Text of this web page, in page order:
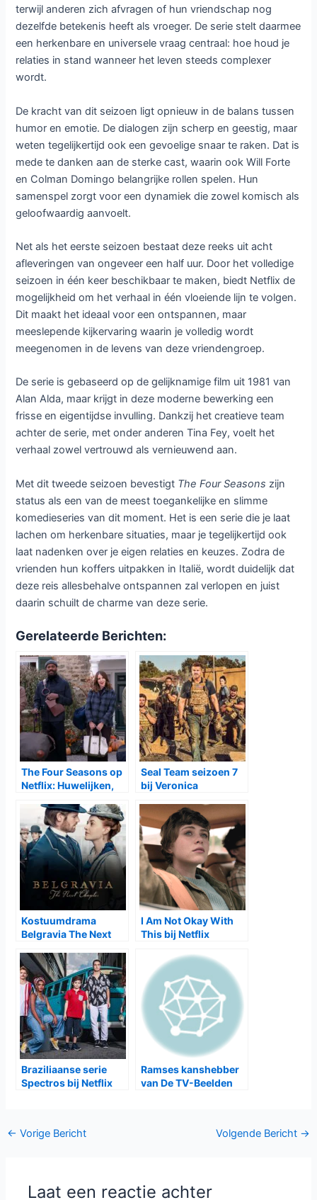
terwijl anderen zich afvragen of hun vriendschap nog
dezelfde betekenis heeft als vroeger. De serie stelt daarmee
een herkenbare en universele vraag centraal: hoe houd je
relaties in stand wanneer het leven steeds complexer
wordt.
De kracht van dit seizoen ligt opnieuw in de balans tussen
humor en emotie. De dialogen zijn scherp en geestig, maar
weten tegelijkertijd ook een gevoelige snaar te raken. Dat is
mede te danken aan de sterke cast, waarin ook Will Forte
en Colman Domingo belangrijke rollen spelen. Hun
samenspel zorgt voor een dynamiek die zowel komisch als
geloofwaardig aanvoelt.
Net als het eerste seizoen bestaat deze reeks uit acht
afleveringen van ongeveer een half uur. Door het volledige
seizoen in één keer beschikbaar te maken, biedt Netflix de
mogelijkheid om het verhaal in één vloeiende lijn te volgen.
Dit maakt het ideaal voor een ontspannen, maar
meeslepende kijkervaring waarin je volledig wordt
meegenomen in de levens van deze vriendengroep.
De serie is gebaseerd op de gelijknamige film uit 1981 van
Alan Alda, maar krijgt in deze moderne bewerking een
frisse en eigentijdse invulling. Dankzij het creatieve team
achter de serie, met onder anderen Tina Fey, voelt het
verhaal zowel vertrouwd als vernieuwend aan.
Met dit tweede seizoen bevestigt The Four Seasons zijn
status als een van de meest toegankelijke en slimme
komedieseries van dit moment. Het is een serie die je laat
lachen om herkenbare situaties, maar je tegelijkertijd ook
laat nadenken over je eigen relaties en keuzes. Zodra de
vrienden hun koffers uitpakken in Italië, wordt duidelijk dat
deze reis allesbehalve ontspannen zal verlopen en juist
daarin schuilt de charme van deze serie.
Gerelateerde Berichten:
The Four Seasons op
Netflix: Huwelijken,
Vakantieperikelen in
een warmhartige
komedie
Seal Team seizoen 7
bij Veronica
Kostuumdrama
Belgravia The Next
I Am Not Okay With
This bij Netflix
Braziliaanse serie
Spectros bij Netflix
Ramses kanshebber
van De TV-Beelden
Bericht
← Vorige Bericht Volgende Bericht →
Laat een reactie achter